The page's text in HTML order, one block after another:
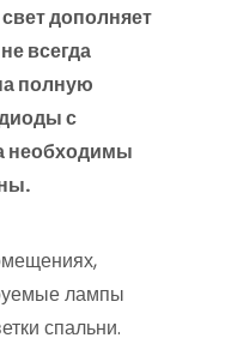
дополняет
всегда
полную
с
необходимы
лампы
спальни.